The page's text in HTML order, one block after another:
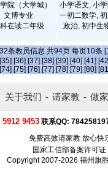
院（大学城）
文博专业
在读二年级
小学语文, 小
一初二数学,
政治, 初中生
条教员信息 共94页 每页10条
[35] [36] [37] [38] [39] [40] [41]
[74] [75] [76] [77] [78] [79] [80]
关于我们 - 请家教 - 做
9453 联系QQ:
免费高效请家教 放心快
国家工信部备案许可证
Copyright 2007-2026 福州旗